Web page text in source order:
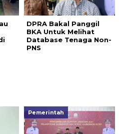
DPRA Bakal Panggil
BKA Untuk Melihat
Database Tenaga Non-
PNS
Pemerintah